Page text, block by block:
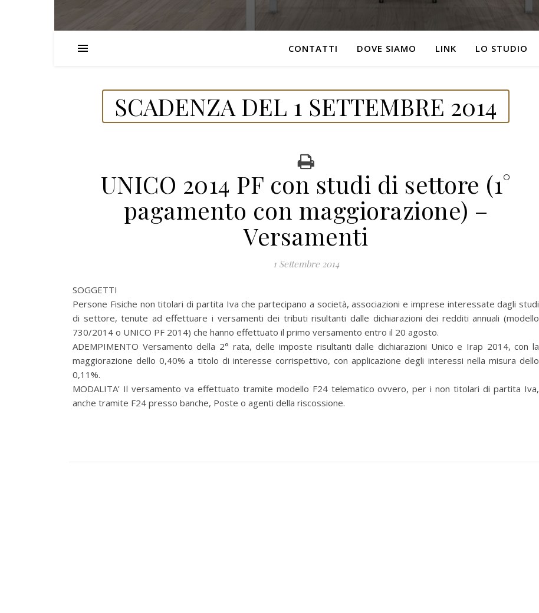
CONTATTI DOVE SIAMO LINK LO STUDIO
SCADENZA DEL 1 SETTEMBRE 2014
UNICO 2014 PF con studi di settore (1°
pagamento con maggiorazione) –
Versamenti
1 Settembre 2014
SOGGETTI
Persone Fisiche non titolari di partita Iva che partecipano a società, associazioni e imprese interessate dagli studi
di settore, tenute ad effettuare i versamenti dei tributi risultanti dalle dichiarazioni dei redditi annuali (modello
730/2014 o UNICO PF 2014) che hanno effettuato il primo versamento entro il 20 agosto.
ADEMPIMENTO Versamento della 2° rata, delle imposte risultanti dalle dichiarazioni Unico e Irap 2014, con la
maggiorazione dello 0,40% a titolo di interesse corrispettivo, con applicazione degli interessi nella misura dello
0,11%.
MODALITA’ Il versamento va effettuato tramite modello F24 telematico ovvero, per i non titolari di partita Iva,
anche tramite F24 presso banche, Poste o agenti della riscossione.